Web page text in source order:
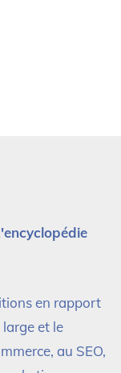
en rapport
et le
au SEO,